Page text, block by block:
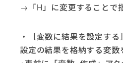
→「H」に変更することで
・［変数に結果を設定する］
設定の結果を格納する変数